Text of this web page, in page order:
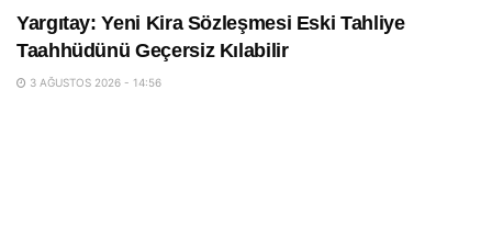
Yargıtay: Yeni Kira Sözleşmesi Eski Tahliye
Taahhüdünü Geçersiz Kılabilir
3 AĞUSTOS 2026 - 14:56